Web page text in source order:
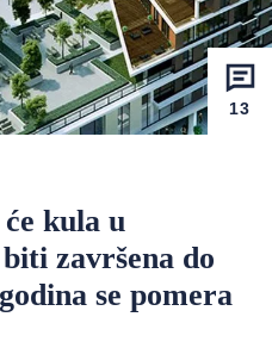
13
kula u
završena do
se pomera